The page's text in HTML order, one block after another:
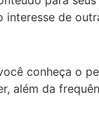
de
conheça o
da